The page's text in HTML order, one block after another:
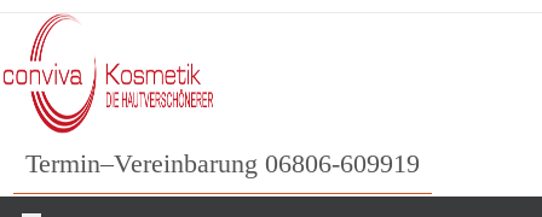
Inhalt
springen
Termin–Vereinbarung 06806-609919